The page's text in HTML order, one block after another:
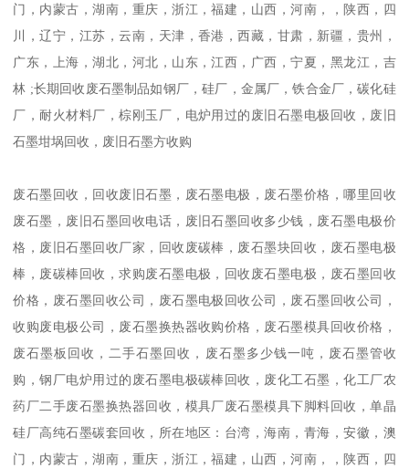
门，内蒙古，湖南，重庆，浙江，福建，山西，河南，，陕西，四
川，辽宁，江苏，云南，天津，香港，西藏，甘肃，新疆，贵州，
广东，上海，湖北，河北，山东，江西，广西，宁夏，黑龙江，吉
林 ;长期回收废石墨制品如钢厂，硅厂，金属厂，铁合金厂，碳化硅
厂，耐火材料厂，棕刚玉厂，电炉用过的废旧石墨电极回收，废旧
石墨坩埚回收，废旧石墨方收购
废石墨回收，回收废旧石墨，废石墨电极，废石墨价格，哪里回收
废石墨，废旧石墨回收电话，废旧石墨回收多少钱，废石墨电极价
格，废旧石墨回收厂家，回收废碳棒，废石墨块回收，废石墨电极
棒，废碳棒回收，求购废石墨电极，回收废石墨电极，废石墨回收
价格，废石墨回收公司，废石墨电极回收公司，废石墨回收公司，
收购废电极公司，废石墨换热器收购价格，废石墨模具回收价格，
废石墨板回收，二手石墨回收，废石墨多少钱一吨，废石墨管收
购，钢厂电炉用过的废石墨电极碳棒回收，废化工石墨，化工厂农
药厂二手废石墨换热器回收，模具厂废石墨模具下脚料回收，单晶
硅厂高纯石墨碳套回收，所在地区：台湾，海南，青海，安徽，澳
门，内蒙古，湖南，重庆，浙江，福建，山西，河南，，陕西，四